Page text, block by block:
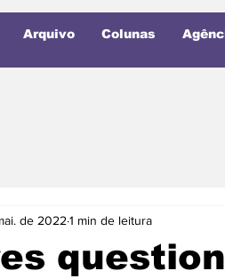
Arquivo Colunas
de 2022 1 min de leitura